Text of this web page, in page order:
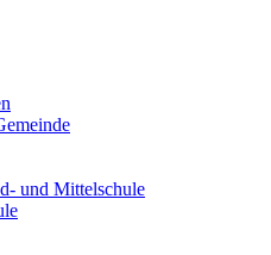
und Mittelschule